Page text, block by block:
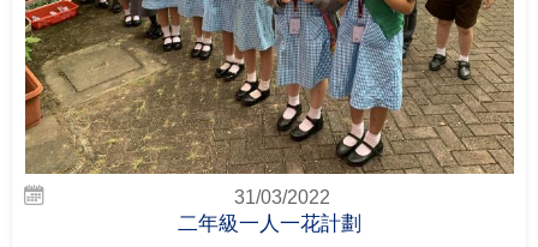
31/03/2022
二年級一人一花計劃